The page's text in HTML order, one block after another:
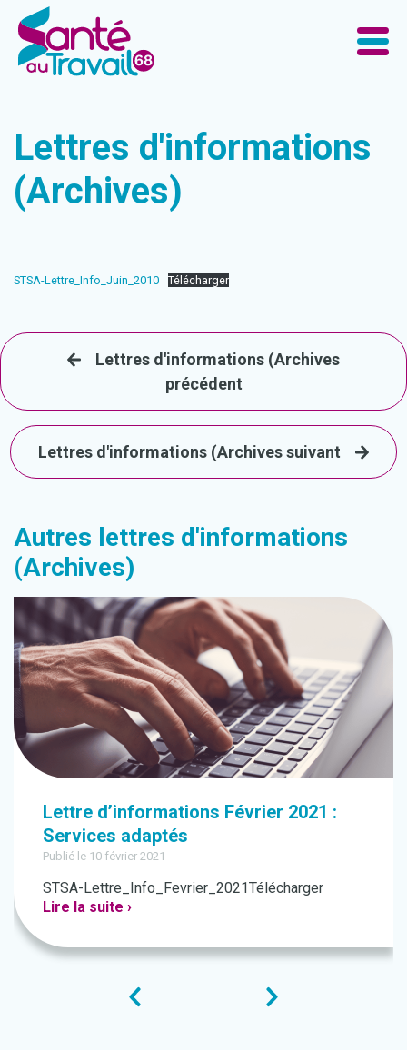
Lettres d'informations
(Archives)
STSA-Lettre_Info_Juin_2010 Télécharger
Lettres d'informations (Archives
précédent
Lettres d'informations (Archives suivant
Autres lettres d'informations
(Archives)
Lettre d’informations Février 2021 :
Services adaptés
Publié le 10 février 2021
STSA-Lettre_Info_Fevrier_2021Télécharger
Lire la suite ›